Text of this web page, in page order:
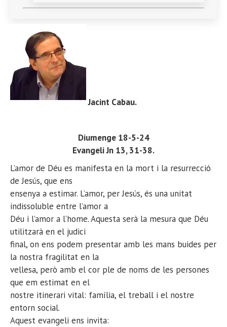
Jacint Cabau.
Diumenge 18-5-24
Evangeli Jn 13, 31-38.
L’amor de Déu es manifesta en la mort i la resurrecció
de Jesús, que ens
ensenya a estimar. L’amor, per Jesús, és una unitat
indissoluble entre l’amor a
Déu i l’amor a l’home. Aquesta serà la mesura que Déu
utilitzarà en el judici
final, on ens podem presentar amb les mans buides per
la nostra fragilitat en la
vellesa, però amb el cor ple de noms de les persones
que em estimat en el
nostre itinerari vital: família, el treball i el nostre
entorn social.
Aquest evangeli ens invita: